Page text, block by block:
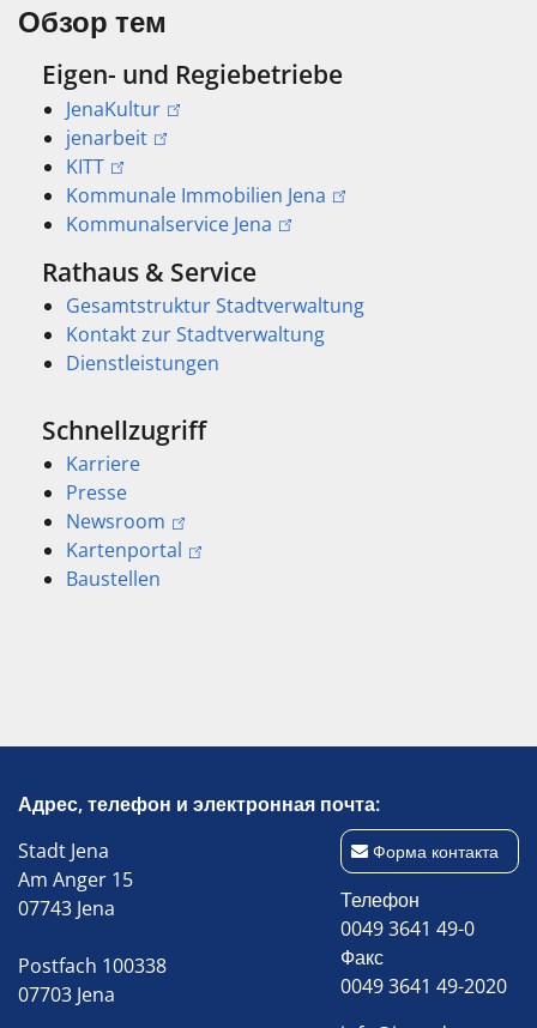
Обзор тем
Eigen- und Regiebetriebe
JenaKultur
jenarbeit
KITT
Kommunale Immobilien Jena
Kommunalservice Jena
Rathaus & Service
Gesamtstruktur Stadtverwaltung
Kontakt zur Stadtverwaltung
Dienstleistungen
Schnellzugriff
Karriere
Presse
Newsroom
Kartenportal
Baustellen
Адрес, телефон и электронная почта:
Stadt Jena
Am Anger 15
07743 Jena
Postfach 100338
07703 Jena
Форма контакта
Телефон
0049 3641 49-0
Факс
0049 3641 49-2020